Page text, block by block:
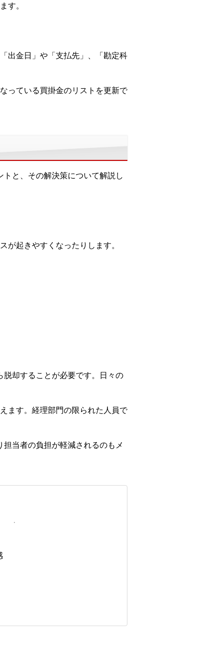
す。
出金日」や「支払先」、「勘定科
っている買掛金のリストを更新で
と、その解決策について解説し
が起きやすくなったりします。
却することが必要です。日々の
ます。経理部門の限られた人員で
当者の負担が軽減されるのもメ